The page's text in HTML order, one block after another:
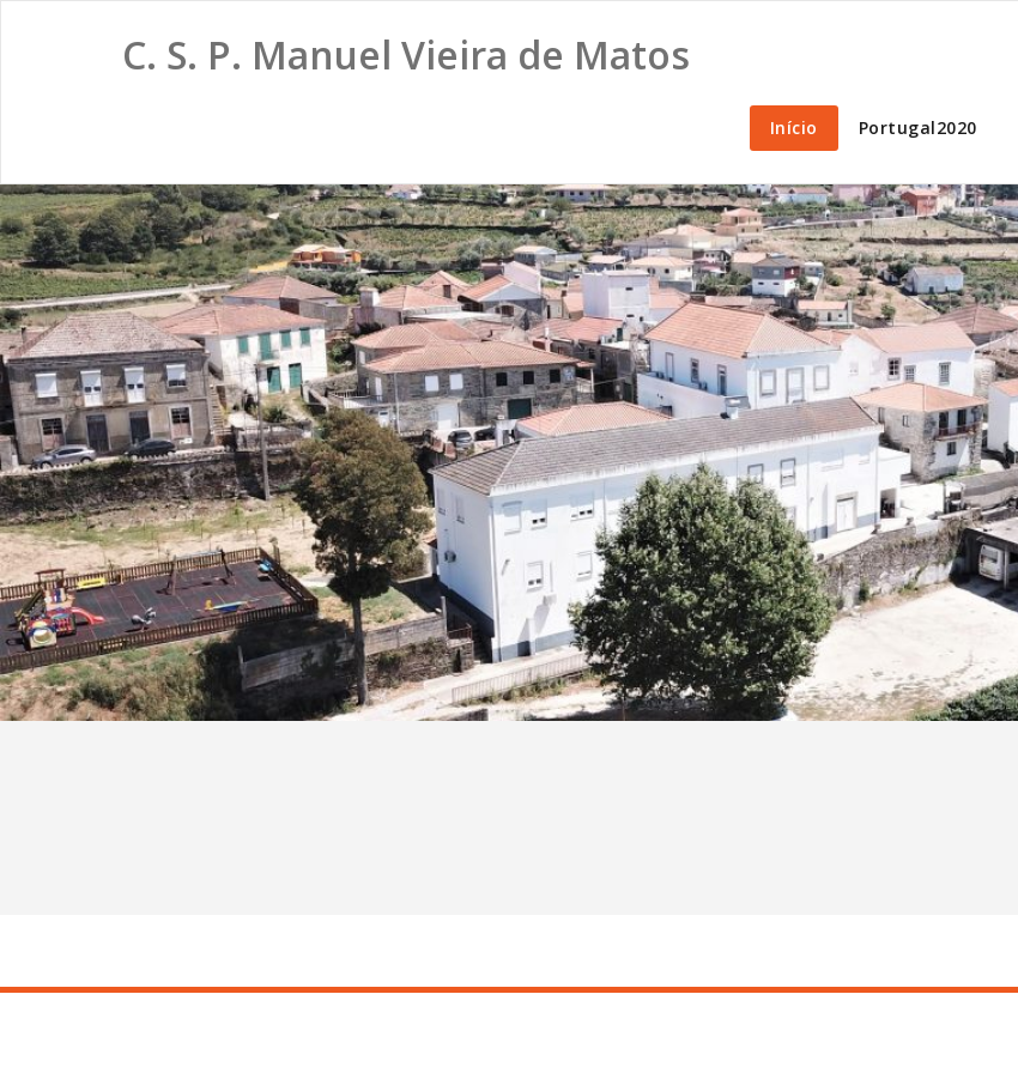
C. S. P. Manuel Vieira de Matos
Início Portugal2020